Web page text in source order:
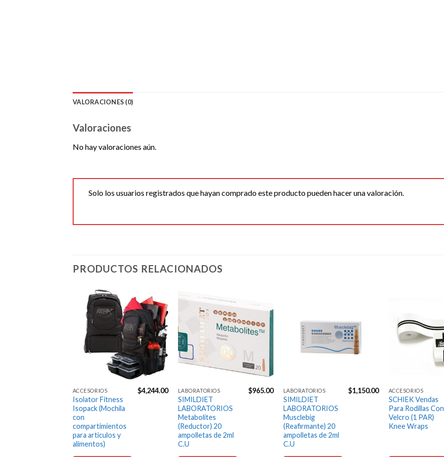
VALORACIONES (0)
Valoraciones
No hay valoraciones aún.
Solo los usuarios registrados que hayan comprado este producto pueden hacer una valoración.
PRODUCTOS RELACIONADOS
Agregar
a la
Lista de
deseos
ACCESORIOS
Isolator Fitness
Isopack (Mochila
con
compartimientos
para artículos y
alimentos)
$4,244.00
a la
Lista de
deseos
LABORATORIOS
SIMILDIET
LABORATORIOS
Metabolites
(Reductor) 20
ampolletas de 2ml
C.U
$965.00
a la
Lista de
deseos
LABORATORIOS
SIMILDIET
LABORATORIOS
Musclebig
(Reafirmante) 20
ampolletas de 2ml
C.U
$1,150.00 ACCESORIOS
SCHIEK Vendas
Para Rodillas Con
Velcro (1 PAR)
Knee Wraps